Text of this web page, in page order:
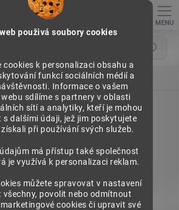
použivá soubory cookies
cookies k personalizaci obsahu a
funkcí sociálních médií a
Informace o vašem
sdílíme s partnery v oblasti
sítí a analytiky, kteří je mohou
s dalšími údaji, jež jim poskytujete
při používání svých služeb.
má přístup také společnost
je využívá k personalizaci reklam.
můžete spravovat v nastavení
všechny, povolit nebo odmítnout
cookies či upravit své
Hledat